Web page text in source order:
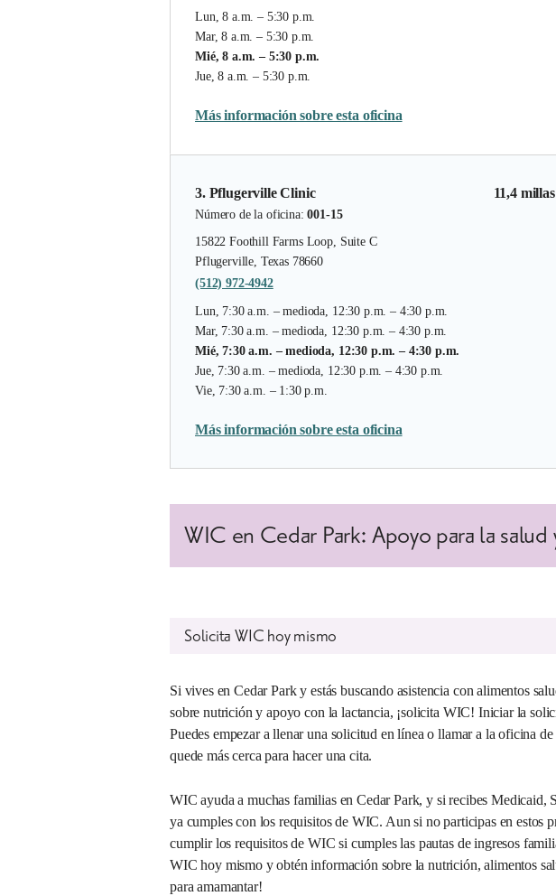
Lun, 8 a.m. – 5:30 p.m.
Mar, 8 a.m. – 5:30 p.m.
Mié, 8 a.m. – 5:30 p.m.
Jue, 8 a.m. – 5:30 p.m.
Más información sobre esta oficina
11,4 millas
3. Pflugerville Clinic
Número de la oficina:001-15
15822 Foothill Farms Loop, Suite C
Pflugerville, Texas 78660
(512) 972-4942
Lun, 7:30 a.m. – medioda, 12:30 p.m. – 4:30 p.m.
Mar, 7:30 a.m. – medioda, 12:30 p.m. – 4:30 p.m.
Mié, 7:30 a.m. – medioda, 12:30 p.m. – 4:30 p.m.
Jue, 7:30 a.m. – medioda, 12:30 p.m. – 4:30 p.m.
Vie, 7:30 a.m. – 1:30 p.m.
Más información sobre esta oficina
WIC en Cedar Park: Apoyo para la
Solicita WIC hoy mismo
Si vives en Cedar Park y estás buscando asistencia con alimentos
sobre nutrición y apoyo con la lactancia, ¡solicita WIC! Iniciar la
Puedes empezar a llenar una solicitud en línea o llamar a la oficina
quede más cerca para hacer una cita.
WIC ayuda a muchas familias en Cedar Park, y si recibes Medicaid,
ya cumples con los requisitos de WIC. Aun si no participas en estos
cumplir los requisitos de WIC si cumples las pautas de ingresos
WIC hoy mismo y obtén información sobre la nutrición, alimentos
para amamantar!